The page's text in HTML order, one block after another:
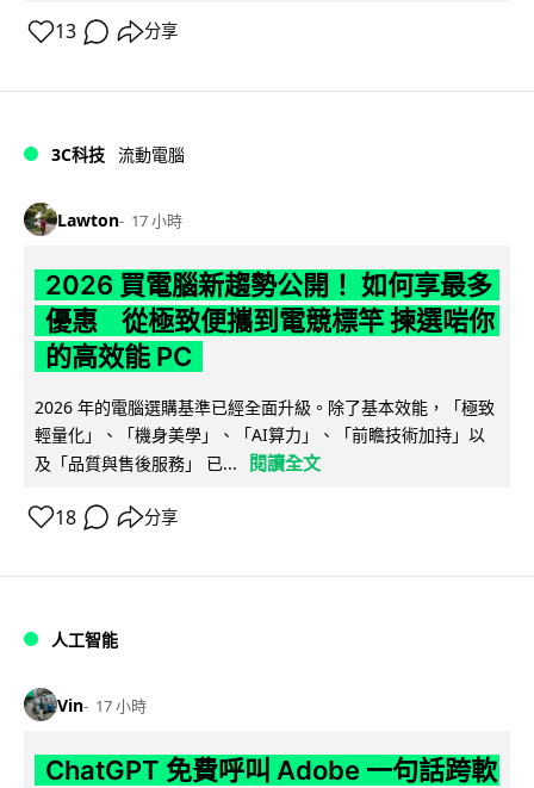
13 分享
3C科技 流動電腦
Lawton 17 小時
2026 買電腦新趨勢公開！ 如何享最多
優惠 從極致便攜到電競標竿 揀選啱你
的高效能 PC
2026 年的電腦選購基準已經全面升級。除了基本效能，「極致
輕量化」、「機身美學」、「AI算力」、「前瞻技術加持」以
及「品質與售後服務」 已...
閱讀全文
18 分享
人工智能
Vin 17 小時
ChatGPT 免費呼叫 Adobe 一句話跨軟